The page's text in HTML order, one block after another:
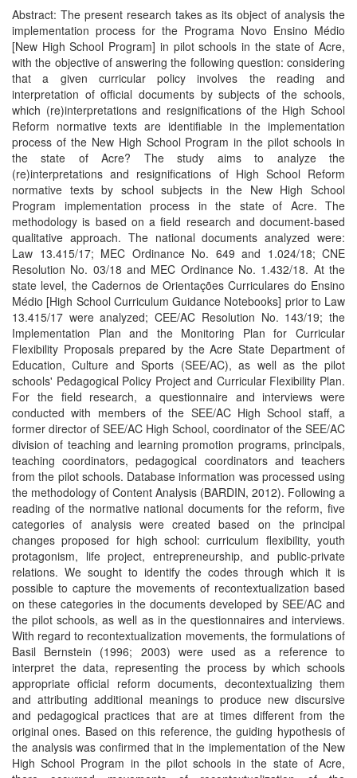
Abstract: The present research takes as its object of analysis the
implementation process for the Programa Novo Ensino Médio
[New High School Program] in pilot schools in the state of Acre,
with the objective of answering the following question: considering
that a given curricular policy involves the reading and
interpretation of official documents by subjects of the schools,
which (re)interpretations and resignifications of the High School
Reform normative texts are identifiable in the implementation
process of the New High School Program in the pilot schools in
the state of Acre? The study aims to analyze the
(re)interpretations and resignifications of High School Reform
normative texts by school subjects in the New High School
Program implementation process in the state of Acre. The
methodology is based on a field research and document-based
qualitative approach. The national documents analyzed were:
Law 13.415/17; MEC Ordinance No. 649 and 1.024/18; CNE
Resolution No. 03/18 and MEC Ordinance No. 1.432/18. At the
state level, the Cadernos de Orientações Curriculares do Ensino
Médio [High School Curriculum Guidance Notebooks] prior to Law
13.415/17 were analyzed; CEE/AC Resolution No. 143/19; the
Implementation Plan and the Monitoring Plan for Curricular
Flexibility Proposals prepared by the Acre State Department of
Education, Culture and Sports (SEE/AC), as well as the pilot
schools' Pedagogical Policy Project and Curricular Flexibility Plan.
For the field research, a questionnaire and interviews were
conducted with members of the SEE/AC High School staff, a
former director of SEE/AC High School, coordinator of the SEE/AC
division of teaching and learning promotion programs, principals,
teaching coordinators, pedagogical coordinators and teachers
from the pilot schools. Database information was processed using
the methodology of Content Analysis (BARDIN, 2012). Following a
reading of the normative national documents for the reform, five
categories of analysis were created based on the principal
changes proposed for high school: curriculum flexibility, youth
protagonism, life project, entrepreneurship, and public-private
relations. We sought to identify the codes through which it is
possible to capture the movements of recontextualization based
on these categories in the documents developed by SEE/AC and
the pilot schools, as well as in the questionnaires and interviews.
With regard to recontextualization movements, the formulations of
Basil Bernstein (1996; 2003) were used as a reference to
interpret the data, representing the process by which schools
appropriate official reform documents, decontextualizing them
and attributing additional meanings to produce new discursive
and pedagogical practices that are at times different from the
original ones. Based on this reference, the guiding hypothesis of
the analysis was confirmed that in the implementation of the New
High School Program in the pilot schools in the state of Acre,